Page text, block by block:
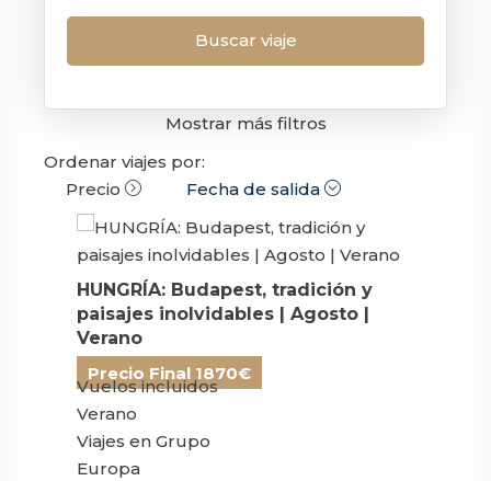
Mostrar más filtros
Ordenar viajes por:
Precio
Fecha de salida
Precio Final 1870€
HUNGRÍA: Budapest, tradición y
paisajes inolvidables | Agosto |
Verano
Vuelos incluidos
Verano
Viajes en Grupo
Europa